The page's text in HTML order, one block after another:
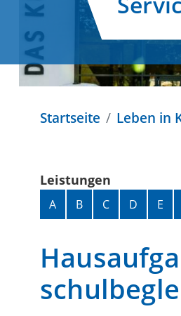
Startseite Leben in
Leistungen
Alphabetisches
A B C D E